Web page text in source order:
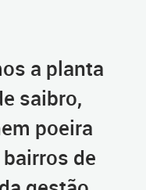
a planta
saibro,
poeira
de